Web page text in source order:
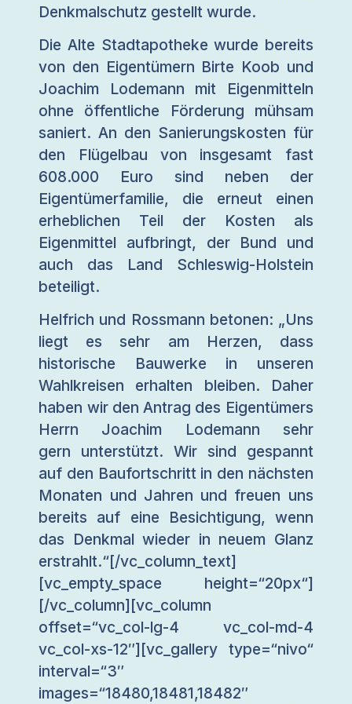
Denkmalschutz gestellt wurde.
Die Alte Stadtapotheke wurde bereits
von den Eigentümern Birte Koob und
Joachim Lodemann mit Eigenmitteln
ohne öffentliche Förderung mühsam
saniert. An den Sanierungskosten für
den Flügelbau von insgesamt fast
608.000 Euro sind neben der
Eigentümerfamilie, die erneut einen
erheblichen Teil der Kosten als
Eigenmittel aufbringt, der Bund und
auch das Land Schleswig-Holstein
beteiligt.
Helfrich und Rossmann betonen: „Uns
liegt es sehr am Herzen, dass
historische Bauwerke in unseren
Wahlkreisen erhalten bleiben. Daher
haben wir den Antrag des Eigentümers
Herrn Joachim Lodemann sehr
gern unterstützt. Wir sind gespannt
auf den Baufortschritt in den nächsten
Monaten und Jahren und freuen uns
bereits auf eine Besichtigung, wenn
das Denkmal wieder in neuem Glanz
erstrahlt.“[/vc_column_text]
[vc_empty_space height=“20px“]
[/vc_column][vc_column
offset=“vc_col-lg-4 vc_col-md-4
vc_col-xs-12″][vc_gallery type=“nivo“
interval=“3″
images=“18480,18481,18482″